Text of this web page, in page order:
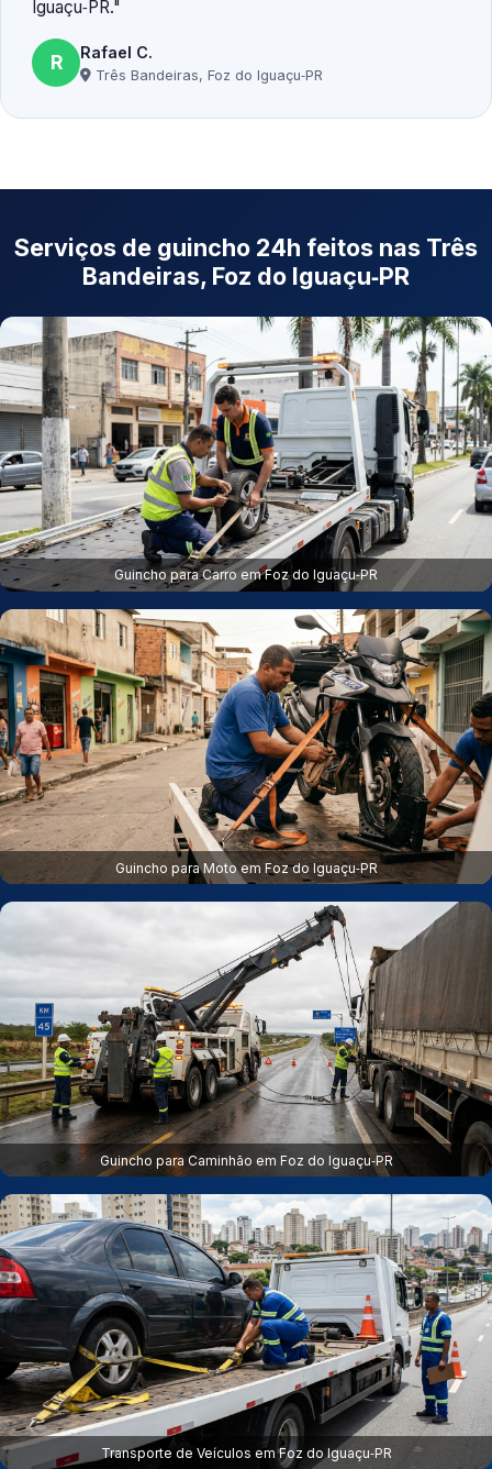
Iguaçu‑PR.
R Rafael C.
Três Bandeiras, Foz do Iguaçu‑PR
Serviços de guincho 24h feitos nas Três
Bandeiras, Foz do Iguaçu‑PR
Guincho para Carro em Foz do Iguaçu‑PR
Guincho para Moto em Foz do Iguaçu‑PR
Guincho para Caminhão em Foz do Iguaçu‑PR
Transporte de Veículos em Foz do Iguaçu‑PR